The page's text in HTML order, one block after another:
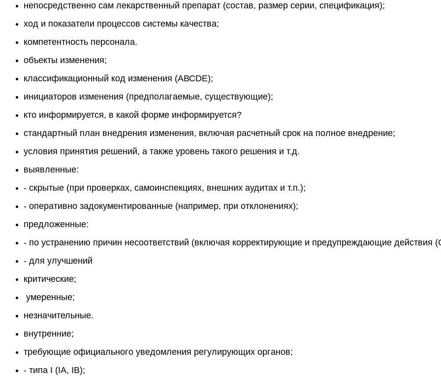
непосредственно сам лекарственный препарат (состав, размер серии, спецификация);
ход и показатели процессов системы качества;
компетентность персонала.
объекты изменения;
классификационный код изменения (АВСDЕ);
инициаторов изменения (предполагаемые, существующие);
кто информируется, в какой форме информируется?
стандартный план внедрения изменения, включая расчетный срок на полное внедрение;
условия принятия решений, а также уровень такого решения и т.д.
выявленные:
- скрытые (при проверках, самоинспекциях, внешних аудитах и т.п.);
- оперативно задокументированные (например, при отклонениях);
предложенные:
- по устранению причин несоответствий (включая корректирующие и предупреждающие действия
- для улучшений
критические;
умеренные;
незначительные.
внутренние;
требующие официального уведомления регулирующих органов;
- типа I (IA, IB);